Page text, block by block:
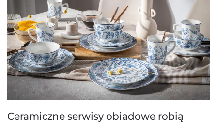
Ceramiczne serwisy obiadowe robią